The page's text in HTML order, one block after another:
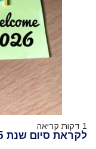
1 דקות קריאה
לקראת סיום שנת 2025 ותחילת שנת 2026